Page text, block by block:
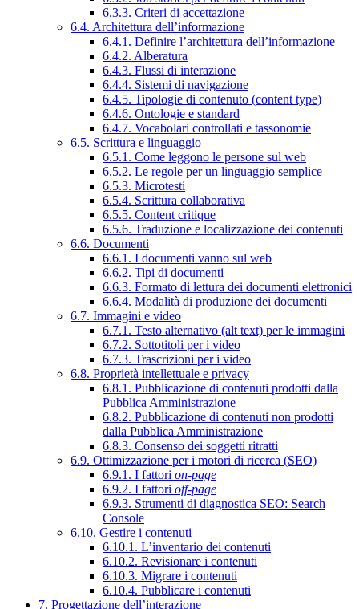
6.3.3. Criteri di accettazione
6.4. Architettura dell’informazione
6.4.1. Definire l’architettura dell’informazione
6.4.2. Alberatura
6.4.3. Flussi di interazione
6.4.4. Sistemi di navigazione
6.4.5. Tipologie di contenuto (content type)
6.4.6. Ontologie e standard
6.4.7. Vocabolari controllati e tassonomie
6.5. Scrittura e linguaggio
6.5.1. Come leggono le persone sul web
6.5.2. Le regole per un linguaggio semplice
6.5.3. Microtesti
6.5.4. Scrittura collaborativa
6.5.5. Content critique
6.5.6. Traduzione e localizzazione dei contenuti
6.6. Documenti
6.6.1. I documenti vanno sul web
6.6.2. Tipi di documenti
6.6.3. Formato di lettura dei documenti elettronici
6.6.4. Modalità di produzione dei documenti
6.7. Immagini e video
6.7.1. Testo alternativo (alt text) per le immagini
6.7.2. Sottotitoli per i video
6.7.3. Trascrizioni per i video
6.8. Proprietà intellettuale e privacy
6.8.1. Pubblicazione di contenuti prodotti dalla
Pubblica Amministrazione
6.8.2. Pubblicazione di contenuti non prodotti
dalla Pubblica Amministrazione
6.8.3. Consenso dei soggetti ritratti
6.9. Ottimizzazione per i motori di ricerca (SEO)
6.9.1. I fattori on-page
6.9.2. I fattori off-page
6.9.3. Strumenti di diagnostica SEO: Search
Console
6.10. Gestire i contenuti
6.10.1. L’inventario dei contenuti
6.10.2. Revisionare i contenuti
6.10.3. Migrare i contenuti
6.10.4. Pubblicare i contenuti
7. Progettazione dell’interazione